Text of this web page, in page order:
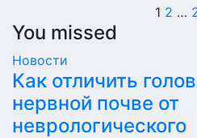
1 2 …
You missed
Новости
Как отличить
нервной почве от
неврологического